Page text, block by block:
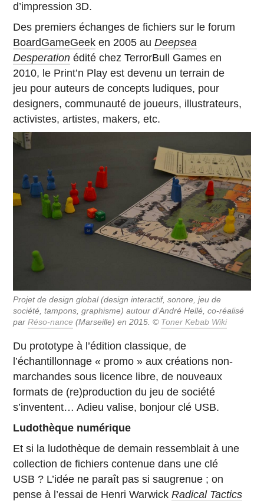
d’impression 3D.
Des premiers échanges de fichiers sur le forum
BoardGameGeek en 2005 auDeepsea
Desperation édité chez TerrorBull Games en
2010, le Print’n Play est devenu un terrain de
jeu pour auteurs de concepts ludiques, pour
designers, communauté de joueurs, illustrateurs,
activistes, artistes, makers, etc.
Projet de design global (design interactif, sonore, jeu de
société, tampons, graphisme) autour d’André Hellé, co-réalisé
parRéso-nance (Marseille) en 2015. © Toner Kebab Wiki
Du prototype à l’édition classique, de
l’échantillonnage « promo » aux créations non-
marchandes sous licence libre, de nouveaux
formats de (re)production du jeu de société
s’inventent… Adieu valise, bonjour clé USB.
Ludothèque numérique
Et si la ludothèque de demain ressemblait à une
collection de fichiers contenue dans une clé
USB ? L’idée ne paraît pas si saugrenue ; on
pense à l’essai de Henri WarwickRadical Tactics